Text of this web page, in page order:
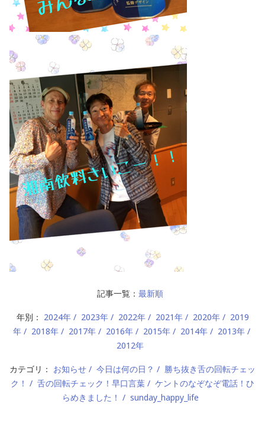
記事一覧： 最新順
年別： 2024年 2023年 2022年 2021年 2020年
2019
年
2018年 2017年 2016年 2015年 2014年
2013年
2012年
カテゴリ： お知らせ 今日は何の日？
勝ち抜き舌の回転チェッ
ク！
舌の回転チェック！早口言葉
ケントのなぞなぞ電話！ひ
らめきました！
sunday_happy_life